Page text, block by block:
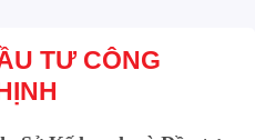
TƯ CÔNG